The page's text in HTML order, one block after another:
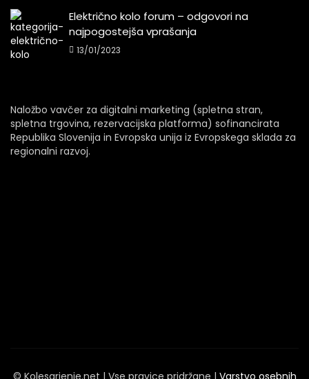
Električno kolo forum – odgovori na
najpogostejša vprašanja
13/01/2023
Naložbo vavčer za digitalni marketing (spletna stran,
spletna trgovina, rezervacijska platforma) sofinancirata
Republika Slovenija in Evropska unija iz Evropskega sklada za
regionalni razvoj.
© Kolesarjenje.net | Vse pravice pridržane | Varstvo osebnih